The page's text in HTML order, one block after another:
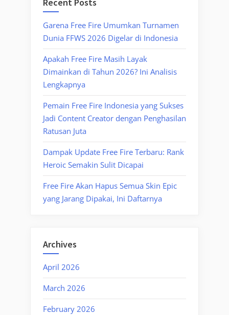
Garena Free Fire Umumkan Turnamen
Dunia FFWS 2026 Digelar di Indonesia
Apakah Free Fire Masih Layak
Dimainkan di Tahun 2026? Ini Analisis
Lengkapnya
Pemain Free Fire Indonesia yang Sukses
Jadi Content Creator dengan Penghasilan
Ratusan Juta
Dampak Update Free Fire Terbaru: Rank
Heroic Semakin Sulit Dicapai
Free Fire Akan Hapus Semua Skin Epic
yang Jarang Dipakai, Ini Daftarnya
Archives
April 2026
March 2026
February 2026